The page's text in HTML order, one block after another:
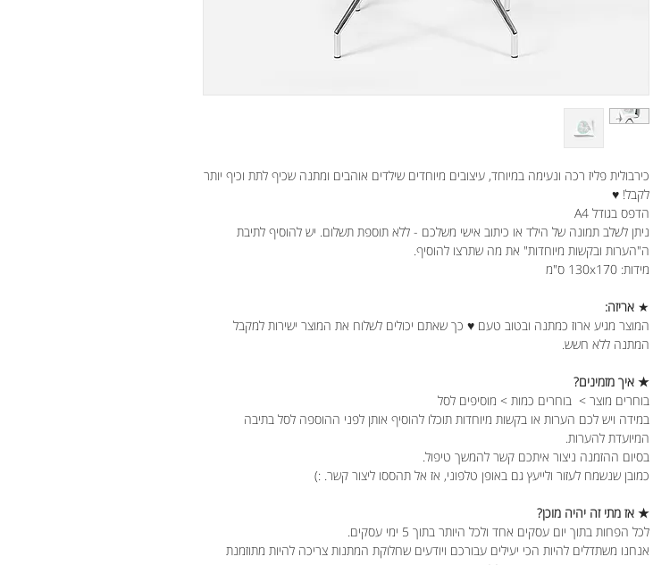
כירבולית פליז רכה ונעימה במיוחד, עיצובים מיוחדים שילדים אוהבים ומתנה שכיף לתת וכיף יותר
לקבל! ♥
הדפס בגודל A4
ניתן לשלב תמונה של הילד או כיתוב אישי משלכם - ללא תוספת תשלום. יש להוסיף לתיבת
ה"הערות ובקשות מיוחדות" את מה שתרצו להוסיף.
מידות: 130x170 ס"מ
★ אריזה:
המוצר מגיע ארוז כמתנה ובטוב טעם ♥ כך שאתם יכולים לשלוח את המוצר ישירות למקבל
המתנה ללא חשש.
★ איך מזמינים?
בוחרים מוצר > בוחרים כמות > מוסיפים לסל
במידה ויש לכם הערות או בקשות מיוחדות תוכלו להוסיף אותן לפני ההוספה לסל בתיבה
המיועדת להערות.
בסיום ההזמנה ניצור איתכם קשר להמשך טיפול.
כמובן שנשמח לעזור ולייעץ גם באופן טלפוני, אז אל תהססו ליצור קשר. :)
★ אז מתי זה יהיה מוכן?
לכל הפחות בתוך יום עסקים אחד ולכל היותר בתוך 5 ימי עסקים.
אנחנו משתדלים להיות הכי יעילים עבורכם ויודעים שחלוקת המתנות צריכה להיות מתוזמנת